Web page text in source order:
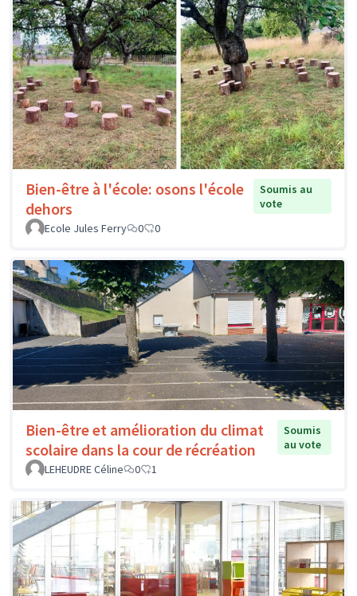
Bien-être à l'école: osons l'école
dehors
Soumis au
vote
Ecole Jules Ferry
0 0
Bien-être et amélioration du climat
scolaire dans la cour de récréation
Soumis
au vote
LEHEUDRE Céline
0 1